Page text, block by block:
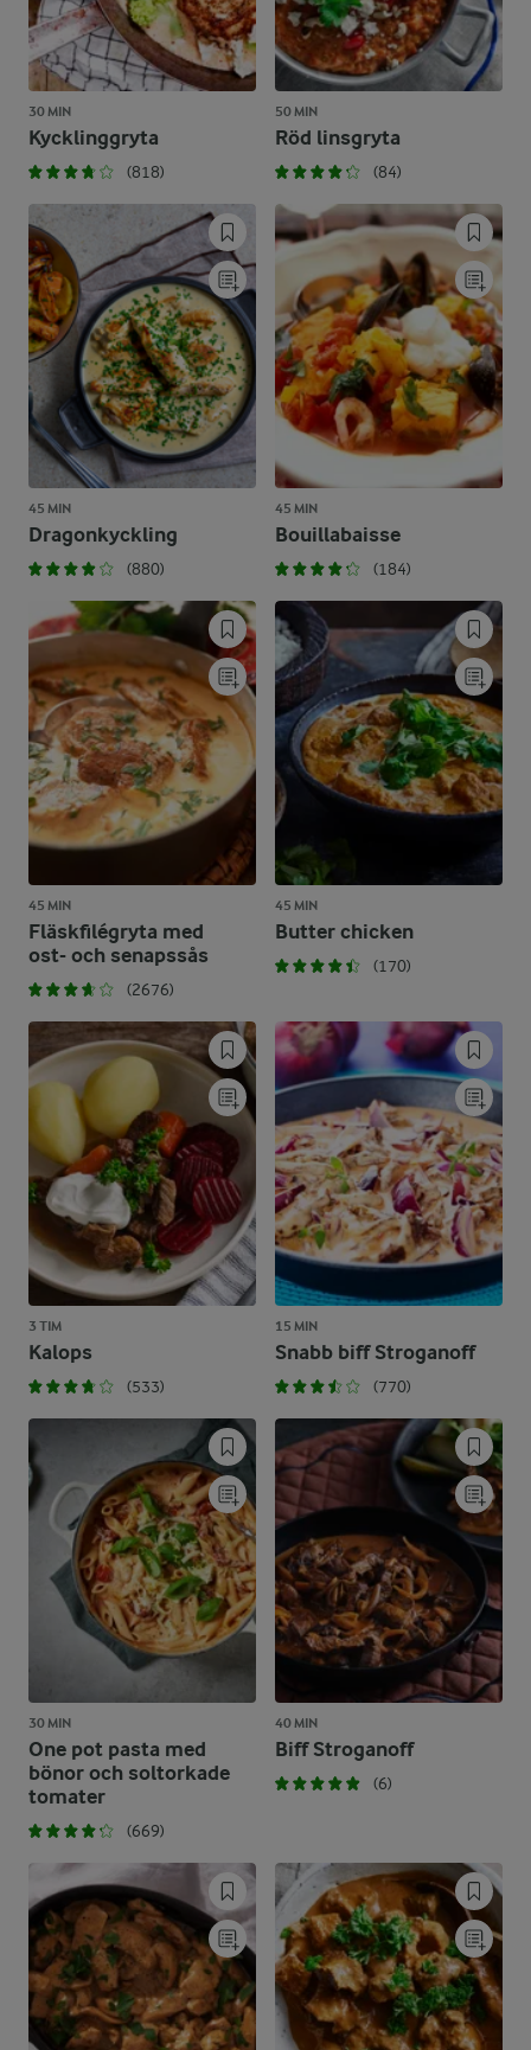
30 MIN
Kycklinggryta
(818)
50 MIN
Röd linsgryta
(84)
45 MIN
Dragonkyckling
(880)
45 MIN
Bouillabaisse
(184)
45 MIN
Fläskfilégryta med
ost- och senapssås
(2676)
45 MIN
Butter chicken
(170)
3 TIM
Kalops
(533)
15 MIN
Snabb biff Stroganoff
(770)
30 MIN
One pot pasta med
bönor och soltorkade
tomater
(669)
40 MIN
Biff Stroganoff
(6)